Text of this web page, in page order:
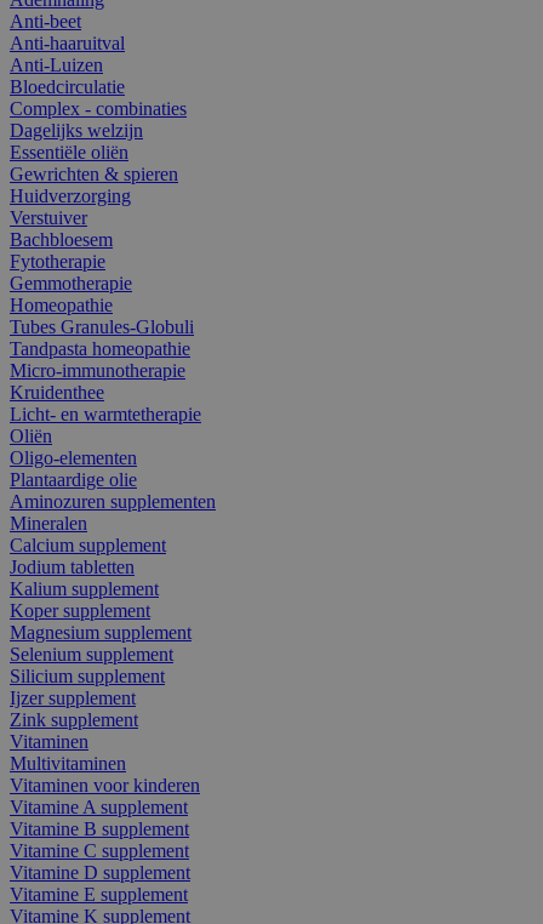
Anti-beet
Anti-haaruitval
Anti-Luizen
Bloedcirculatie
Complex - combinaties
Dagelijks welzijn
Essentiële oliën
Gewrichten & spieren
Huidverzorging
Verstuiver
Bachbloesem
Fytotherapie
Gemmotherapie
Homeopathie
Tubes Granules-Globuli
Tandpasta homeopathie
Micro-immunotherapie
Kruidenthee
Licht- en warmtetherapie
Oliën
Oligo-elementen
Plantaardige olie
Aminozuren supplementen
Mineralen
Calcium supplement
Jodium tabletten
Kalium supplement
Koper supplement
Magnesium supplement
Selenium supplement
Silicium supplement
Ijzer supplement
Zink supplement
Vitaminen
Multivitaminen
Vitaminen voor kinderen
Vitamine A supplement
Vitamine B supplement
Vitamine C supplement
Vitamine D supplement
Vitamine E supplement
Vitamine K supplement